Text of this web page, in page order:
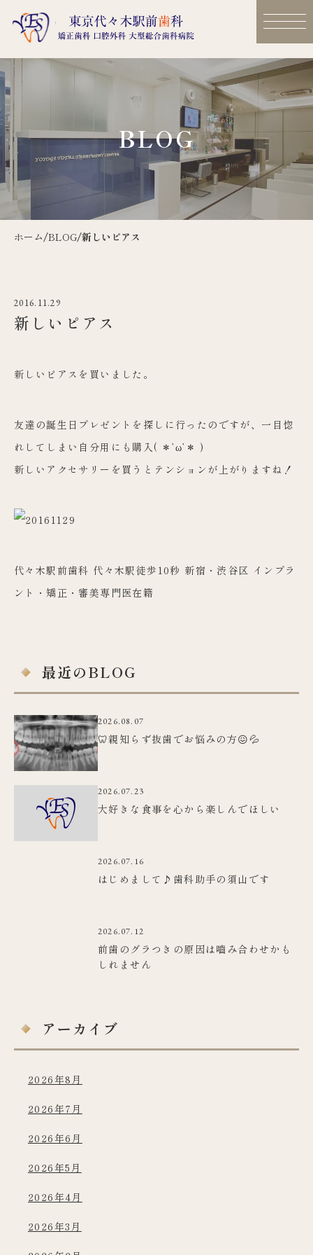
BLOG
ホーム/BLOG/新しいピアス
2016.11.29
新しいピアス
新しいピアスを買いました。
友達の誕生日プレゼントを探しに行ったのですが、一目惚
れしてしまい自分用にも購入( ＊’ω’＊ )
新しいアクセサリーを買うとテンションが上がりますね！
代々木駅前歯科 代々木駅徒歩10秒 新宿・渋谷区 インプラ
ント・矯正・審美専門医在籍
最近のBLOG
2026.08.07
🦷親知らず抜歯でお悩みの方😖💦
2026.07.23
大好きな食事を心から楽しんでほしい
2026.07.16
はじめまして♪歯科助手の須山です
2026.07.12
前歯のグラつきの原因は嚙み合わせかも
しれません
アーカイブ
2026年8月
2026年7月
2026年6月
2026年5月
2026年4月
2026年3月